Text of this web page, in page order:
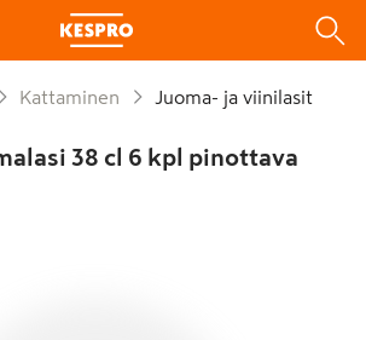
Kattaminen Juoma- ja viinilasit
38 cl 6 kpl pinottava